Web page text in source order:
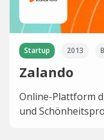
Startup 2013
Zalando
Online-Plattform
und